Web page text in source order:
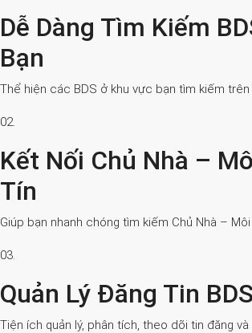
Dễ Dàng Tìm Kiếm
Bạn
Thể hiện các BDS ở khu vực bạn tìm kiếm trên
02.
Kết Nối Chủ Nhà –
Tín
Giúp bạn nhanh chóng tìm kiếm Chủ Nhà – Môi
03.
Quản Lý Đăng Tin
Tiện ích quản lý, phân tích, theo dõi tin đăng và